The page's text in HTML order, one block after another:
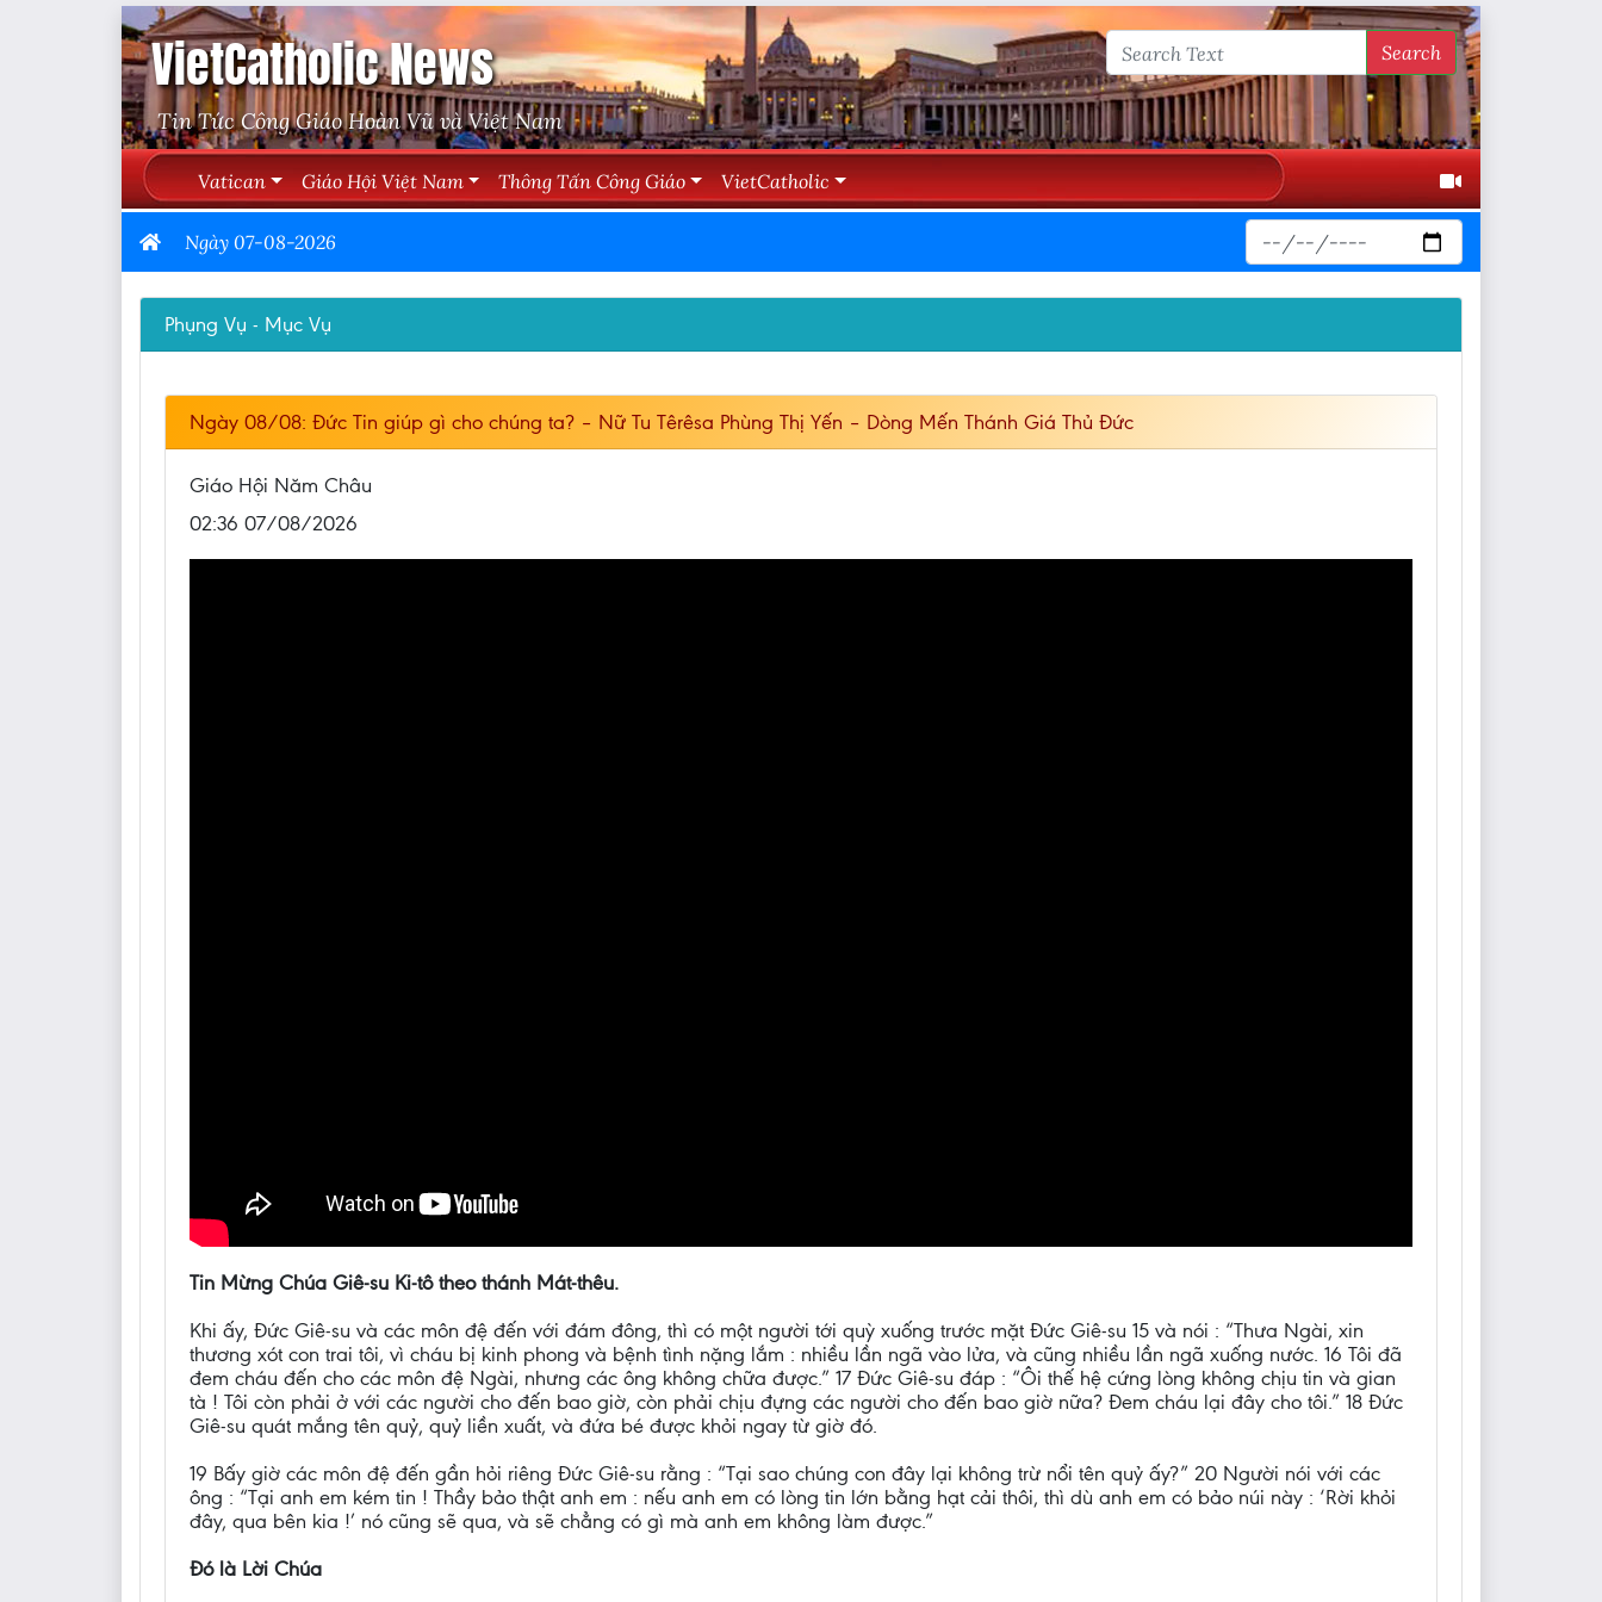
VietCatholic News
Tin Tức Công Giáo Hoàn Vũ và Việt Nam
Search
Vatican Giáo Hội Việt Nam Thông Tấn Công Giáo VietCatholic
Ngày 07-08-2026
Phụng Vụ - Mục Vụ
Ngày 08/08: Đức Tin giúp gì cho chúng ta? – Nữ Tu Têrêsa Phùng Thị Yến – Dòng Mến Thánh Giá Thủ Đức
Giáo Hội Năm Châu
02:36 07/08/2026
Tin Mừng Chúa Giê-su Ki-tô theo thánh Mát-thêu.
Khi ấy, Đức Giê-su và các môn đệ đến với đám đông, thì có một người tới quỳ xuống trước mặt Đức Giê-su 15 và nói : “Thưa Ngài, xin
thương xót con trai tôi, vì cháu bị kinh phong và bệnh tình nặng lắm : nhiều lần ngã vào lửa, và cũng nhiều lần ngã xuống nước. 16 Tôi đã
đem cháu đến cho các môn đệ Ngài, nhưng các ông không chữa được.” 17 Đức Giê-su đáp : “Ôi thế hệ cứng lòng không chịu tin và gian
tà ! Tôi còn phải ở với các người cho đến bao giờ, còn phải chịu đựng các người cho đến bao giờ nữa? Đem cháu lại đây cho tôi.” 18 Đức
Giê-su quát mắng tên quỷ, quỷ liền xuất, và đứa bé được khỏi ngay từ giờ đó.
19 Bấy giờ các môn đệ đến gần hỏi riêng Đức Giê-su rằng : “Tại sao chúng con đây lại không trừ nổi tên quỷ ấy?” 20 Người nói với các
ông : “Tại anh em kém tin ! Thầy bảo thật anh em : nếu anh em có lòng tin lớn bằng hạt cải thôi, thì dù anh em có bảo núi này : ‘Rời khỏi
đây, qua bên kia !’ nó cũng sẽ qua, và sẽ chẳng có gì mà anh em không làm được.”
Đó là Lời Chúa